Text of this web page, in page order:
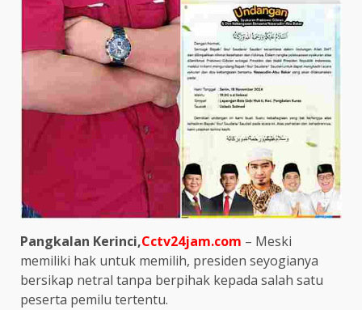
Pangkalan Kerinci,Cctv24jam.com – Meski
memiliki hak untuk memilih, presiden seyogianya
bersikap netral tanpa berpihak kepada salah satu
peserta pemilu tertentu.